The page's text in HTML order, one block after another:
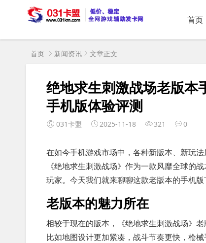
首页
首页 新闻资讯 文章正文
绝地求生刺激战场老版本
手机版体验评测
031卡盟 2025-11-18 321 0
在如今手机游戏市场中，各种新版本、新玩
《绝地求生刺激战场》作为一款风靡全球的
玩家。今天我们就来聊聊这款老版本的手机版
老版本的魅力所在
相较于现在的版本，《绝地求生刺激战场》
比如地图设计更加紧凑，战斗节奏更快，枪